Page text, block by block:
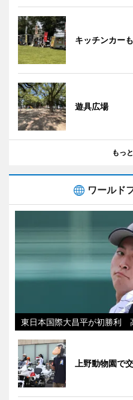
キッチンカー
遊具広場
もっ
ワールド
東日本国際大昌平が初勝利
上野動物園で